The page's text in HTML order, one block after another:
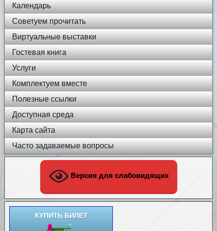
Календарь
Советуем прочитать
Виртуальные выставки
Гостевая книга
Услуги
Комплектуем вместе
Полезные ссылки
Доступная среда
Карта сайта
Часто задаваемые вопросы
Версия для слабовидящих
КУПИТЬ БИЛЕТ